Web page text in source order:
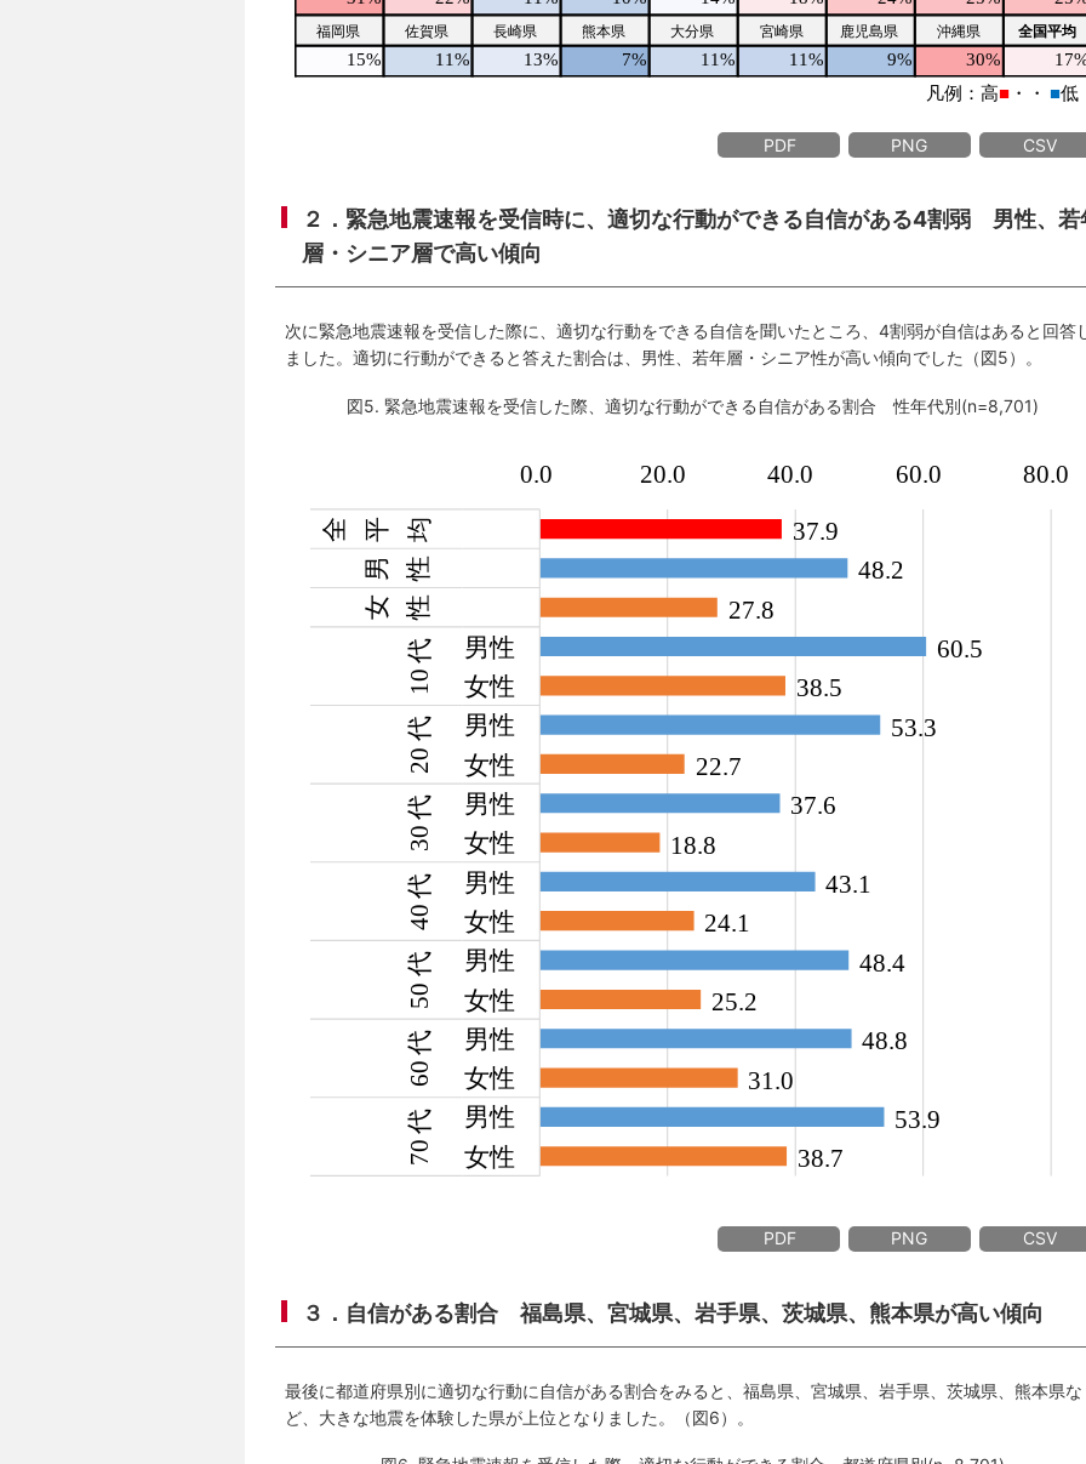
PDF PNG CSV
２．緊急地震速報を受信時に、適切な行動ができる自信がある4割弱 男性、若
層・シニア層で高い傾向
次に緊急地震速報を受信した際に、適切な行動をできる自信を聞いたところ、4割弱が自信はあると回答
ました。適切に行動ができると答えた割合は、男性、若年層・シニア性が高い傾向でした（図5）。
図5. 緊急地震速報を受信した際、適切な行動ができる自信がある割合 性年代別(n=8,701)
PDF PNG CSV
３．自信がある割合 福島県、宮城県、岩手県、茨城県、熊本県が高い傾向
最後に都道府県別に適切な行動に自信がある割合をみると、福島県、宮城県、岩手県、茨城県、熊本県な
ど、大きな地震を体験した県が上位となりました。（図6）。